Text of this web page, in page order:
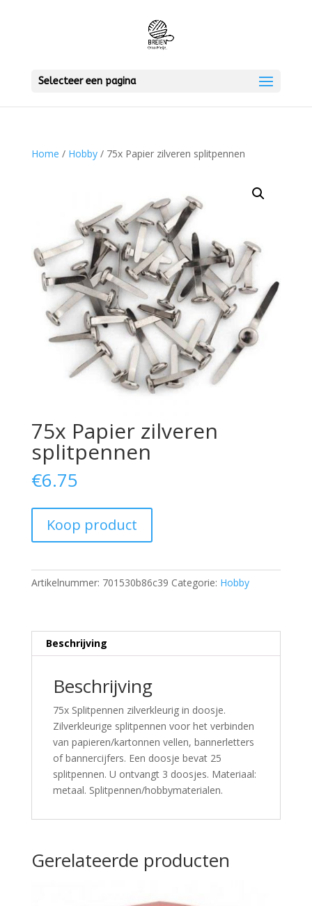
Selecteer een pagina
Home / Hobby/ 75x Papier zilveren splitpennen
75x Papier zilveren
splitpennen
€6.75
Koop product
Artikelnummer: 701530b86c39 Categorie: Hobby
Beschrijving
Beschrijving
75x Splitpennen zilverkleurig in doosje.
Zilverkleurige splitpennen voor het verbinden
van papieren/kartonnen vellen, bannerletters
of bannercijfers. Een doosje bevat 25
splitpennen. U ontvangt 3 doosjes. Materiaal:
metaal. Splitpennen/hobbymaterialen.
Gerelateerde producten